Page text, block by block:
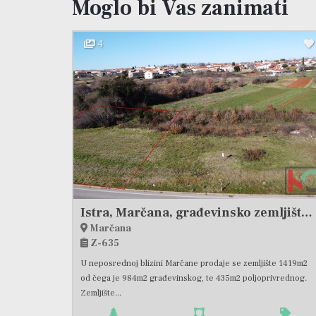
Moglo bi Vas zanimati
4
Istra, Marčana, građevinsko zemljište 984m2 sa 435m2 poljoprivrednog, #prodaja
Marčana
Z-635
U neposrednoj blizini Marčane prodaje se zemljište 1419m2
od čega je 984m2 građevinskog, te 435m2 poljoprivrednog.
Zemljište...